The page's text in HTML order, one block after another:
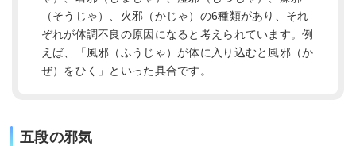
（そうじゃ）、火邪（かじゃ）の6種類があり、それ
ぞれが体調不良の原因になると考えられています。例
えば、「風邪（ふうじゃ）が体に入り込むと風邪（か
ぜ）をひく」といった具合です。
五段の邪気